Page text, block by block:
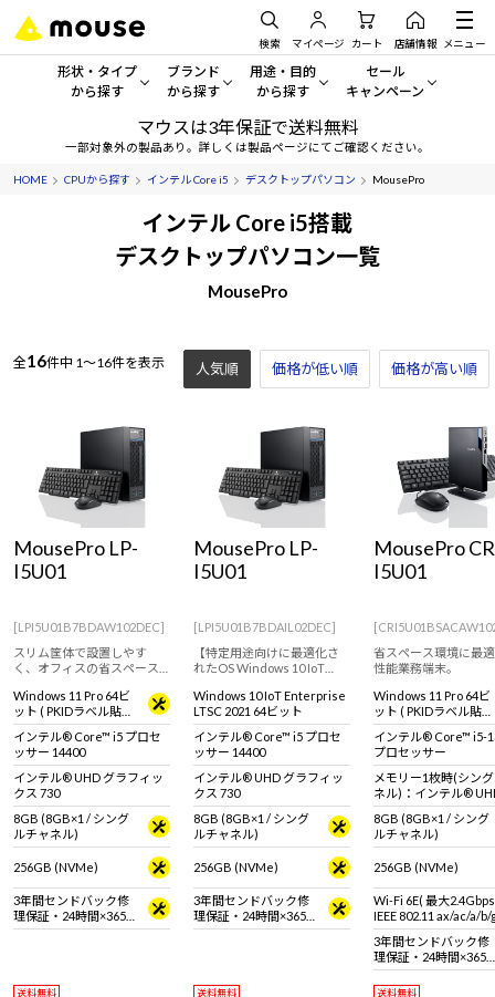
検索 マイページ カート 店舗情報 メニュー
形状・タイプ
から探す
形状・タイプから探す をすべてみる
デスクトップPC
ディスプレイ
Windows 11|
ブランド
から探す
mouse
G TUNE
MousePro
Copilot+ PC
用途・目的
から探す
一般向けパソコン
ゲーミングPC・ゲーム向けパソコン
クリエイティブ向け
ビジネス向けパソコン
学習向けパソコン
AIおすすめパソコン
Windows 11| Copilot+ PC
セール
キャンペーン
セール・キャンペー
期間限定セール
アウトレットパソコン
マウスは3年保証で送料無料
一部対象外の製品あり。詳しくは製品ページにてご確認ください。
HOME CPUから探す インテル Core i5 デスクトップパソコン MousePro
インテル Core i5搭載
デスクトップパソコン一覧
MousePro
全16件中 1～16件を表示 人気順 価格が低い順 価格が高い順
MousePro LP-
I5U01
[LPI5U01B7BDAW102DEC]
スリム筐体で設置しやす
く、オフィスの省スペース
Windows 11 Pro 64ビ
ット ( PKIDラベル貼付
対応 )
インテル® Core™ i5 プロセ
ッサー 14400
インテル® UHD グラフィッ
クス 730
8GB (8GB×1 / シング
ルチャネル)
256GB (NVMe)
3年間センドバック修
理保証・24時間×365
日電話サポート
送料無料
MousePro LP-
I5U01
[LPI5U01B7BDAIL02DEC]
【特定用途向けに最適化さ
れたOS Windows 10 IoT
とは異なります。 ※詳しく
は商品説明欄、Windows 10
IoT Enterprise特設ページを
ご覧ください】※ キーボー
ド・マウス付属
Windows 10 IoT Enterprise
LTSC 2021 64ビット
インテル® Core™ i5 プロセ
ッサー 14400
インテル® UHD グラフィッ
クス 730
8GB (8GB×1 / シング
ルチャネル)
256GB (NVMe)
3年間センドバック修
理保証・24時間×365
日電話サポート
送料無料
MousePro
I5U01
省スペース環境に最
性能業務端末。
Windows 11 Pro 64ビ
ット ( PKIDラベル貼付
対応 )
インテル® Core™ i5-
プロセッサー
メモリー1枚時(シン
ネル)：インテル®
フィックス メモリー2
(デュアルチャネル)：
ル® Iris® Xe グラフ
8GB (8GB×1 / シング
ルチャネル)
256GB (NVMe)
Wi-Fi 6E( 最大
IEEE 802.11 ax/ac/a/
拠 ＋ Bluetooth 5内蔵
3年間センドバック修
理保証・24時間×365
日電話サポート
送料無料